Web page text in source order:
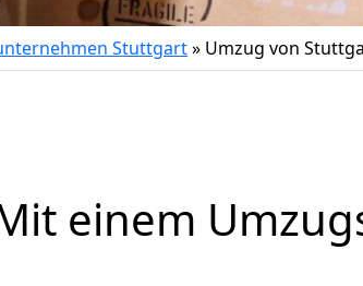
Stuttgart» Umzug von
einem